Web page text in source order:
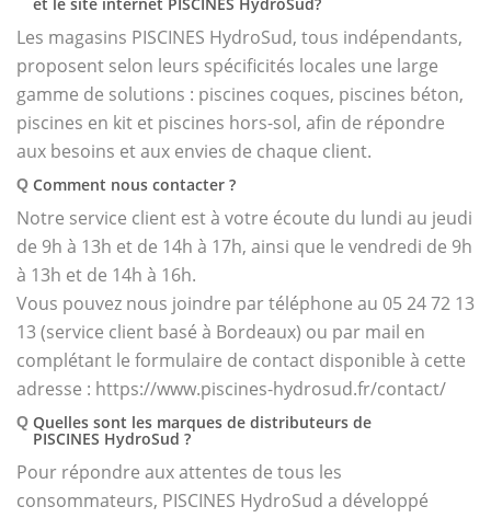
Les magasins PISCINES HydroSud, tous indépendants,
proposent selon leurs spécificités locales une large
gamme de solutions : piscines coques, piscines béton,
piscines en kit et piscines hors-sol, afin de répondre
aux besoins et aux envies de chaque client.
Q Comment nous contacter ?
Notre service client est à votre écoute du lundi au jeudi
de 9h à 13h et de 14h à 17h, ainsi que le vendredi de 9h
à 13h et de 14h à 16h.
Vous pouvez nous joindre par téléphone au 05 24 72 13
13 (service client basé à Bordeaux) ou par mail en
complétant le formulaire de contact disponible à cette
adresse : https://www.piscines-hydrosud.fr/contact/
Q Quelles sont les marques de distributeurs de
PISCINES HydroSud ?
Pour répondre aux attentes de tous les
consommateurs, PISCINES HydroSud a développé